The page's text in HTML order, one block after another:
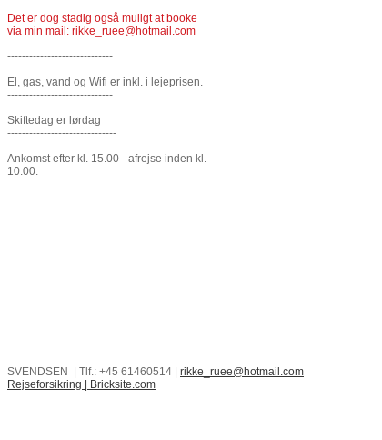
Det er dog stadig også muligt at booke
via min mail: rikke_ruee@hotmail.com
-----------------------------
El, gas, vand og Wifi er inkl. i lejeprisen.
-----------------------------
Skiftedag er lørdag
------------------------------
Ankomst efter kl. 15.00 - afrejse inden kl.
10.00.
SVENDSEN | Tlf.: +45 61460514 | rikke_ruee@hotmail.com
Rejseforsikring
Bricksite.com